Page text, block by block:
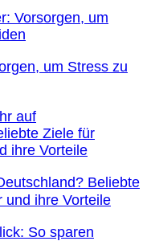
um Stress zu
Beliebte
und ihre Vorteile